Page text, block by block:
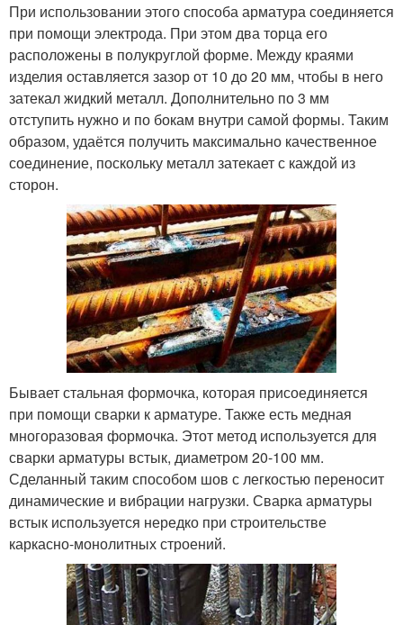
При использовании этого способа арматура соединяется
при помощи электрода. При этом два торца его
расположены в полукруглой форме. Между краями
изделия оставляется зазор от 10 до 20 мм, чтобы в него
затекал жидкий металл. Дополнительно по 3 мм
отступить нужно и по бокам внутри самой формы. Таким
образом, удаётся получить максимально качественное
соединение, поскольку металл затекает с каждой из
сторон.
Бывает стальная формочка, которая присоединяется
при помощи сварки к арматуре. Также есть медная
многоразовая формочка. Этот метод используется для
сварки арматуры встык, диаметром 20-100 мм.
Сделанный таким способом шов с легкостью переносит
динамические и вибрации нагрузки. Сварка арматуры
встык используется нередко при строительстве
каркасно-монолитных строений.